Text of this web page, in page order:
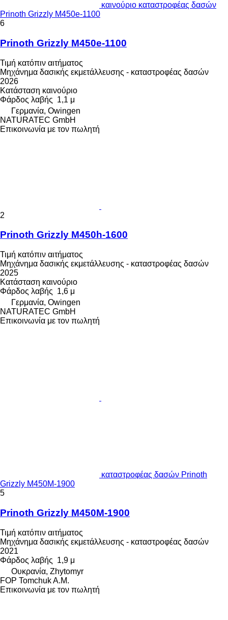
καινούριο καταστροφέας δασών
Prinoth Grizzly M450e-1100
6
Prinoth Grizzly M450e-1100
Τιμή κατόπιν αιτήματος
Μηχάνημα δασικής εκμετάλλευσης - καταστροφέας δασών
2026
Κατάσταση καινούριο
Φάρδος λαβής 1,1 μ
Γερμανία, Owingen
NATURATEC GmbH
Επικοινωνία με τον πωλητή
2
Prinoth Grizzly M450h-1600
Τιμή κατόπιν αιτήματος
Μηχάνημα δασικής εκμετάλλευσης - καταστροφέας δασών
2025
Κατάσταση καινούριο
Φάρδος λαβής 1,6 μ
Γερμανία, Owingen
NATURATEC GmbH
Επικοινωνία με τον πωλητή
καταστροφέας δασών Prinoth
Grizzly M450M-1900
5
Prinoth Grizzly M450M-1900
Τιμή κατόπιν αιτήματος
Μηχάνημα δασικής εκμετάλλευσης - καταστροφέας δασών
2021
Φάρδος λαβής 1,9 μ
Ουκρανία, Zhytomyr
FOP Tomchuk A.M.
Επικοινωνία με τον πωλητή